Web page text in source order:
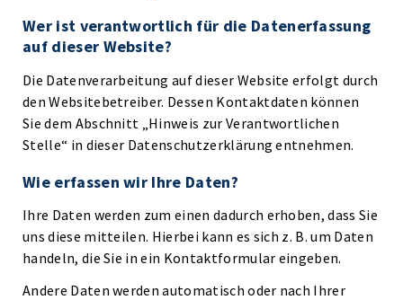
Wer ist verantwortlich für die Datenerfassung
auf dieser Website?
Die Datenverarbeitung auf dieser Website erfolgt durch
den Websitebetreiber. Dessen Kontaktdaten können
Sie dem Abschnitt „Hinweis zur Verantwortlichen
Stelle“ in dieser Datenschutzerklärung entnehmen.
Wie erfassen wir Ihre Daten?
Ihre Daten werden zum einen dadurch erhoben, dass Sie
uns diese mitteilen. Hierbei kann es sich z. B. um Daten
handeln, die Sie in ein Kontaktformular eingeben.
Andere Daten werden automatisch oder nach Ihrer